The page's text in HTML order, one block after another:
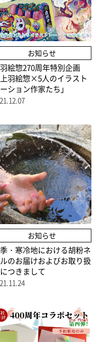
お知らせ
羽絵惣270周年特別企画
上羽絵惣×5人のイラスト
ション作家たち」
お知らせ
・寒冷地における胡粉ネ
のお届けおよびお取り扱
つきまして